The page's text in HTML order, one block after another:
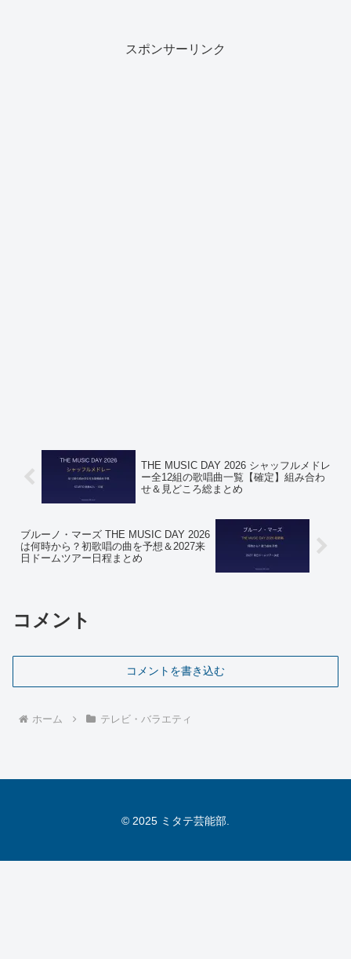
スポンサーリンク
THE MUSIC DAY 2026 シャッフルメドレ
ー全12組の歌唱曲一覧【確定】組み合わ
せ＆見どころ総まとめ
ブルーノ・マーズ THE MUSIC DAY 2026
は何時から？初歌唱の曲を予想＆2027来
日ドームツアー日程まとめ
コメント
コメントを書き込む
ホーム テレビ・バラエティ
© 2025 ミタテ芸能部.